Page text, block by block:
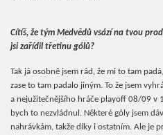
Cítíš, že tým Medvědů vsází na tvou
jsi zařídil třetinu gólů?
Tak já osobně jsem rád, že mi to tam
zase to tam padalo jiným. To že jsem
a nejužitečnějšího hráče playoff 08/09 v
bych to nezvládnul. Některé góly jsem
nahrávkám, takže díky i ostatním. Ale je